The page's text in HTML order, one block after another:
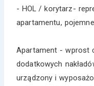
- HOL / korytarz-
apartamentu,
Apartament - wprost
dodatkowych
urządzony i